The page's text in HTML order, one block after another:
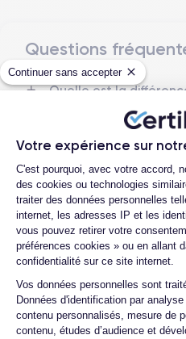
Continuer sans accepter
Votre expérience sur
Plateforme de
C'est pourquoi, avec votre accord,
des cookies ou technologies
traiter des données personnelles
internet, les adresses IP et les
vous pouvez retirer votre
préférences cookies » ou en allant
confidentialité sur ce site internet.
Vos données personnelles sont
Données d'identification par
contenu personnalisés, mesure de
contenu, études d’audience et
Axeptio
Dimensions et
Date de sortie
Dimensions
Écran
RAM
4 GO
Nom de la puce
Apple A12 Bionic
Questions
Quelle est la
reconditionné ?
Quelle est la durée de
reconditionné ?
Proposez-vous une
casse due à des
Quelles sont les
les batteries ?
commande ?
Quelles garanties
produits ?